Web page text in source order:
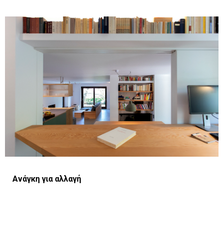
Ανάγκη για αλλαγή